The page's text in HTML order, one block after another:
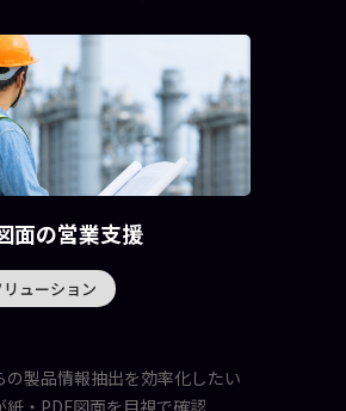
面の営業支援
ューション
の製品情報抽出を効率化したい